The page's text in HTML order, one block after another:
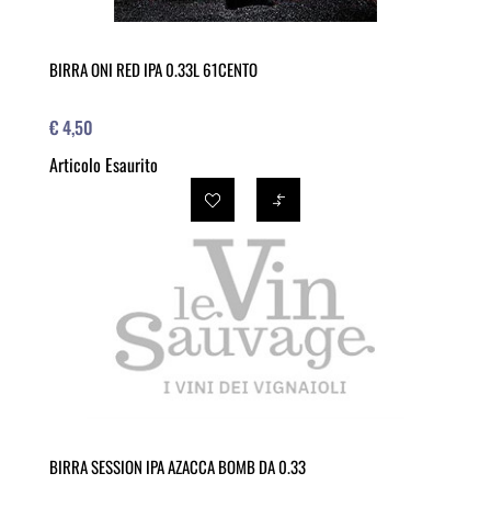
BIRRA ONI RED IPA 0.33L 61CENTO
€ 4,50
Articolo Esaurito
BIRRA SESSION IPA AZACCA BOMB DA 0.33